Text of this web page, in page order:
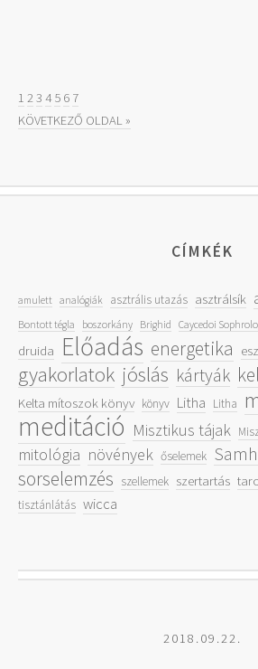
1 23 4 5 6 7
KÖVETKEZŐ OLDAL »
CÍMKÉK
amulett analógiák asztrális utazás asztrálsík
Bontott tégla
boszorkány Brighid Caycedoi
druida Előadás energetika
gyakorlatok jóslás kártyák
Kelta mítoszok könyv könyv Litha Litha
meditáció Misztikus tájak
mitológia növények őselemek
sorselemzés szellemek szertartás
tisztánlátás wicca
2018.09.22.